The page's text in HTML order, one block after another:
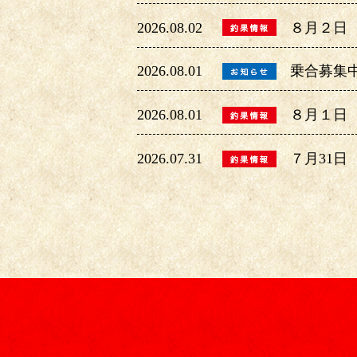
2026.08.02 ８月２日
2026.08.01 乗合募集
2026.08.01 ８月１日
2026.07.31 ７月31日